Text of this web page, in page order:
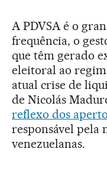
A PDVSA é o
frequência, o
que têm gerado
eleitoral ao
atual crise de
de Nicolás
reflexo dos
responsável pela
venezuelanas.